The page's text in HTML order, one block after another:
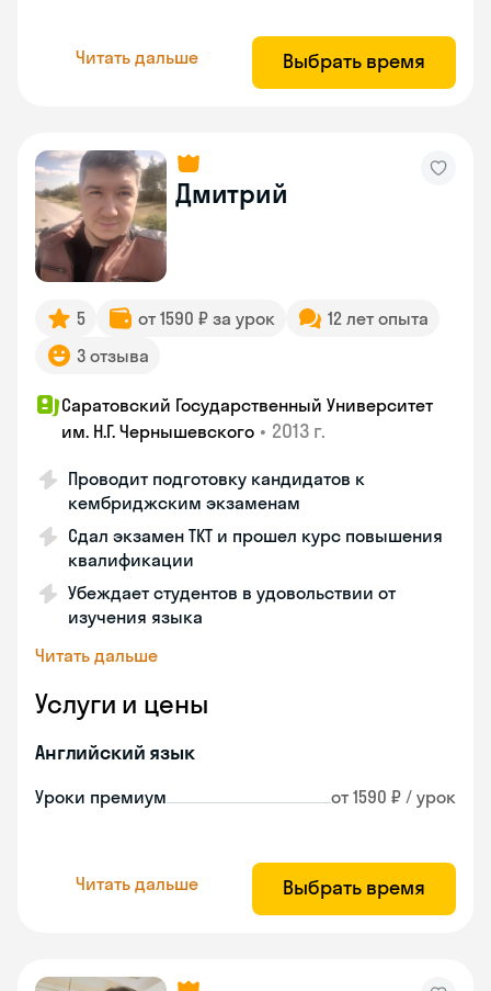
Читать дальше Выбрать время
Дмитрий
5 от 1590 ₽ за урок
12 лет опыта
3 отзыва
Саратовский Государственный Университет
им. Н.Г. Чернышевского • 2013 г.
Проводит подготовку кандидатов к
кембриджским экзаменам
Сдал экзамен TKT и прошел курс повышения
квалификации
Убеждает студентов в удовольствии от
изучения языка
Читать дальше
Услуги и цены
Английский язык
Уроки премиум от 1590 ₽ / урок
Читать дальше Выбрать время